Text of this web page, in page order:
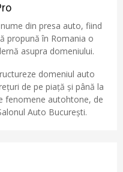
din presa auto, fiind
propună în Romania o
asupra domeniului.
domeniul auto
de pe piață și până la
fenomene autohtone, de
Auto București.